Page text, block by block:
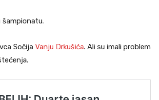
šampionatu.
Sočija Vanju Drkušića. Ali su imali problem